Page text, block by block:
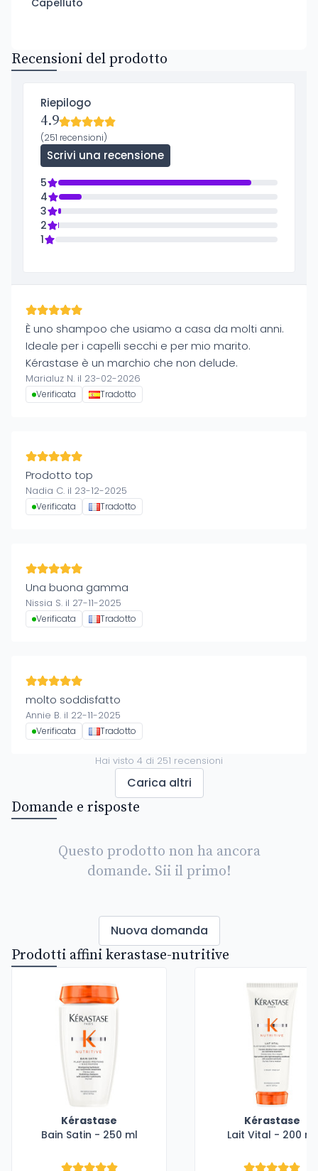
Capelluto
Recensioni del prodotto
Riepilogo
4.9
(251 recensioni)
Scrivi una recensione
5
4
3
2
1
È uno shampoo che usiamo a casa da molti anni.
Ideale per i capelli secchi e per mio marito.
Kérastase è un marchio che non delude.
Marialuz N. il 23-02-2026
Verificata Tradotto
Prodotto top
Nadia C. il 23-12-2025
Verificata Tradotto
Una buona gamma
Nissia S. il 27-11-2025
Verificata Tradotto
molto soddisfatto
Annie B. il 22-11-2025
Verificata Tradotto
Hai visto 4 di 251 recensioni
Carica altri
Domande e risposte
Questo prodotto non ha ancora
domande. Sii il primo!
Nuova domanda
Prodotti affini kerastase-nutritive
Kérastase
Bain Satin - 250 ml
Kérastase
Lait Vital - 200 ml